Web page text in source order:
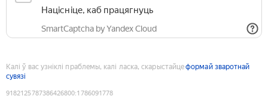
Націсніце, каб працягнуць
SmartCaptcha by Yandex Cloud
Калі ў вас узніклі праблемы, калі ласка, скарыстайцеформай зваротнай
сувязі
9182125787386426800:1786091778